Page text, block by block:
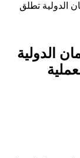
الدولية تطلق
الدولية